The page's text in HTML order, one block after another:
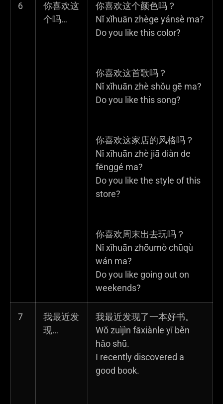
6
你喜欢这
个吗…
你喜欢这个颜色吗？
Nǐ xǐhuān zhège yánsè ma?
Do you like this color?
你喜欢这首歌吗？
Nǐ xǐhuān zhè shǒu gē ma?
Do you like this song?
你喜欢这家店的风格吗？
Nǐ xǐhuān zhè jiā diàn de
fēnggé ma?
Do you like the style of this
store?
你喜欢周末出去玩吗？
Nǐ xǐhuān zhōumò chūqù
wán ma?
Do you like going out on
weekends?
7
我最近发
现…
我最近发现了一本好书。
Wǒ zuìjìn fāxiànle yī běn
hǎo shū.
I recently discovered a
good book.